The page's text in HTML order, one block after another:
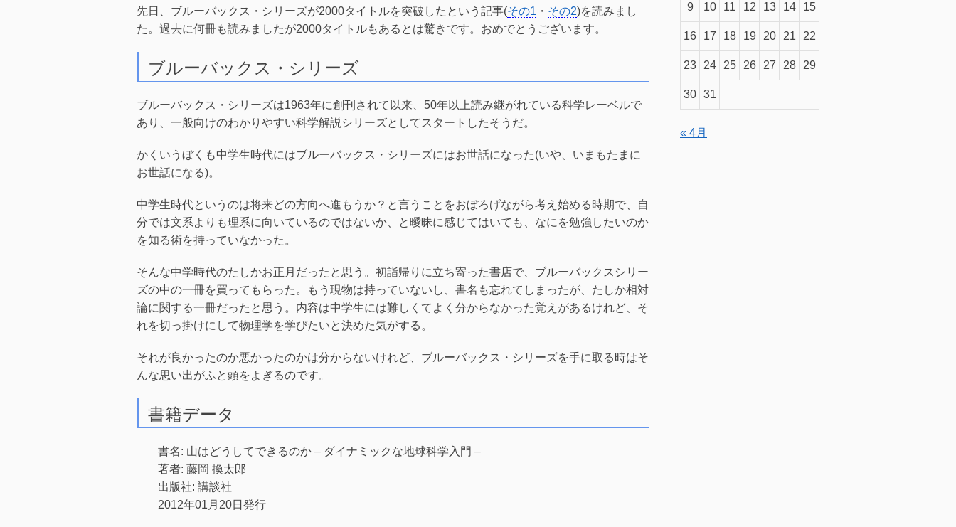
先日、ブルーバックス・シリーズが2000タイトルを突破したという記事(その1 ・ その2)を読みまし
た。過去に何冊も読みましたが2000タイトルもあるとは驚きです。おめでとうございます。
ブルーバックス・シリーズ
ブルーバックス・シリーズは1963年に創刊されて以来、50年以上読み継がれている科学レーベルで
あり、一般向けのわかりやすい科学解説シリーズとしてスタートしたそうだ。
かくいうぼくも中学生時代にはブルーバックス・シリーズにはお世話になった(いや、いまもたまに
お世話になる)。
中学生時代というのは将来どの方向へ進もうか？と言うことをおぼろげながら考え始める時期で、自
分では文系よりも理系に向いているのではないか、と曖昧に感じてはいても、なにを勉強したいのか
を知る術を持っていなかった。
そんな中学時代のたしかお正月だったと思う。初詣帰りに立ち寄った書店で、ブルーバックスシリー
ズの中の一冊を買ってもらった。もう現物は持っていないし、書名も忘れてしまったが、たしか相対
論に関する一冊だったと思う。内容は中学生には難しくてよく分からなかった覚えがあるけれど、そ
れを切っ掛けにして物理学を学びたいと決めた気がする。
それが良かったのか悪かったのかは分からないけれど、ブルーバックス・シリーズを手に取る時はそ
んな思い出がふと頭をよぎるのです。
書籍データ
書名: 山はどうしてできるのか – ダイナミックな地球科学入門 –
著者: 藤岡 換太郎
出版社: 講談社
2012年01月20日発行
9 10 11 12 13 14 15
16 17 18 19 20 21 22
23 24 25 26 27 28 29
30 31
« 4月